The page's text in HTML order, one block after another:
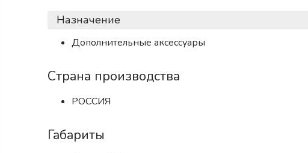
Назначение
Дополнительные аксессуары
Страна производства
РОССИЯ
Габариты